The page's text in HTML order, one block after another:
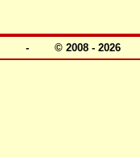
- © 2008 -